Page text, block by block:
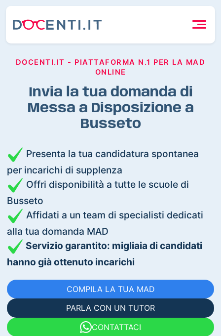
DOCENTI.IT - PIATTAFORMA N.1 PER LA MAD
ONLINE
Invia la tua domanda di
Messa a Disposizione a
Busseto
Presenta la tua candidatura spontanea
per incarichi di supplenza
Offri disponibilità a tutte le scuole di
Busseto
Affidati a un team di specialisti dedicati
alla tua domanda MAD
Servizio garantito: migliaia di candidati
hanno già ottenuto incarichi
COMPILA LA TUA MAD
PARLA CON UN TUTOR
CONTATTACI